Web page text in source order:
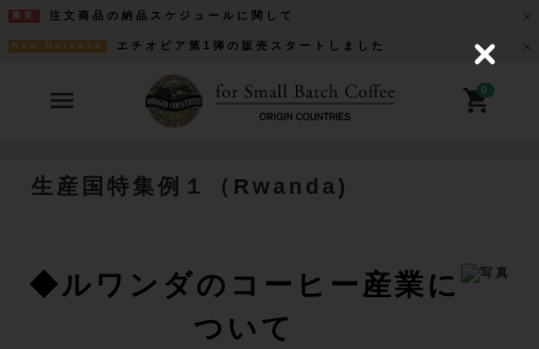
注文商品の納品スケジュールに関して
New Release エチオピア第1弾の販売スタートしました
0
生産国特集例１（Rwanda)
◆ルワンダのコーヒー産業に
ついて
C
o
s
e